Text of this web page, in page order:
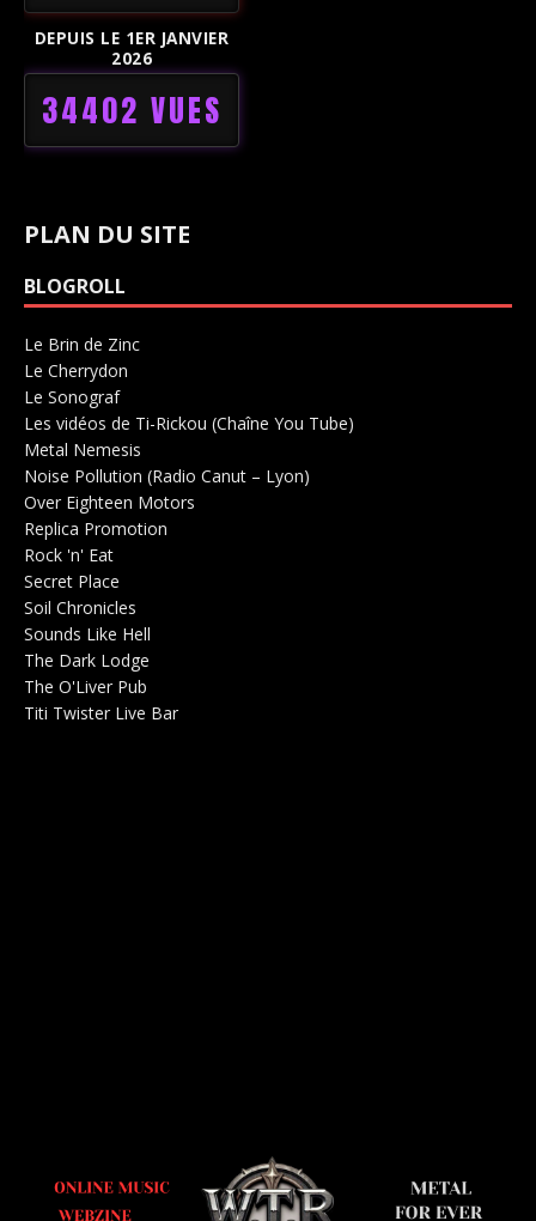
DEPUIS LE 1ER JANVIER
2026
34402 VUES
PLAN DU SITE
BLOGROLL
Le Brin de Zinc
Le Cherrydon
Le SonografSalle de concerts 0
Les vidéos de Ti-Rickou (Chaîne You Tube)
Metal Nemesis
Noise Pollution (Radio Canut – Lyon)
Over Eighteen Motors
Replica Promotion
Rock 'n' Eat
Secret Place
Soil Chronicles
Sounds Like Hell
The Dark Lodge
The O'Liver Pub
Titi Twister Live Bar